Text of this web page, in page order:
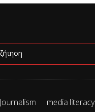
Journalism media literacy